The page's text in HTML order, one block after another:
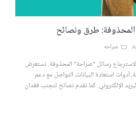
طرق ونصائح
صراحه
لاسترجاع رسائل "صراحة" المحذوفة. نستعرض
أدوات استعادة البيانات، التواصل مع دعم
الإلكتروني. كما نقدم نصائح لتجنب فقدان